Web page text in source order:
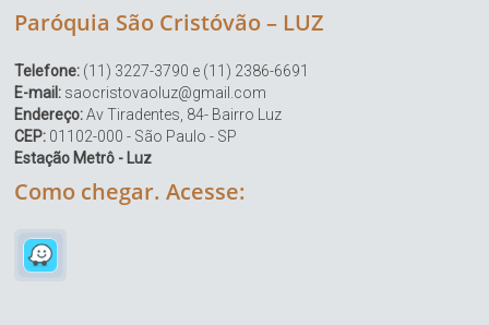
Paróquia São Cristóvão – LUZ
Telefone: (11) 3227-3790 e (11) 2386-6691
E-mail: saocristovaoluz@gmail.com
Endereço:Av Tiradentes, 84- Bairro Luz
CEP: 01102-000 - São Paulo - SP
Estação Metrô - Luz
Como chegar. Acesse: